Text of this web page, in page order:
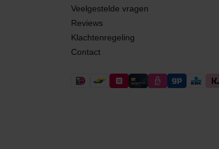
Veelgestelde vragen
Reviews
Klachtenregeling
Contact